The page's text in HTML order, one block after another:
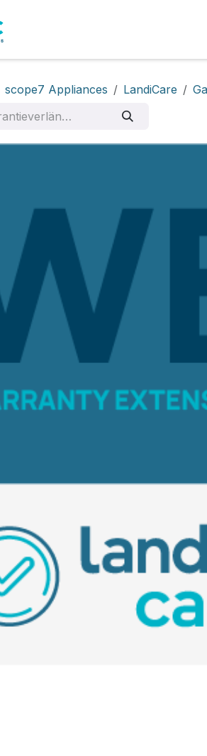
scope7 Appliances LandiCare